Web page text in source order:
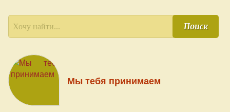
Поиск
Мы тебя принимаем